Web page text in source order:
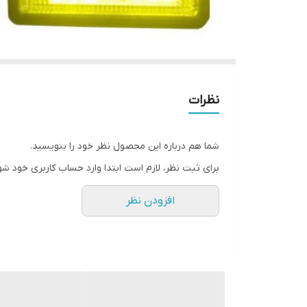
نظرات
شما هم درباره این محصول نظر خود را بنویسید.
برای ثبت نظر، لازم است ابتدا وارد حساب کاربری خود
افزودن نظر